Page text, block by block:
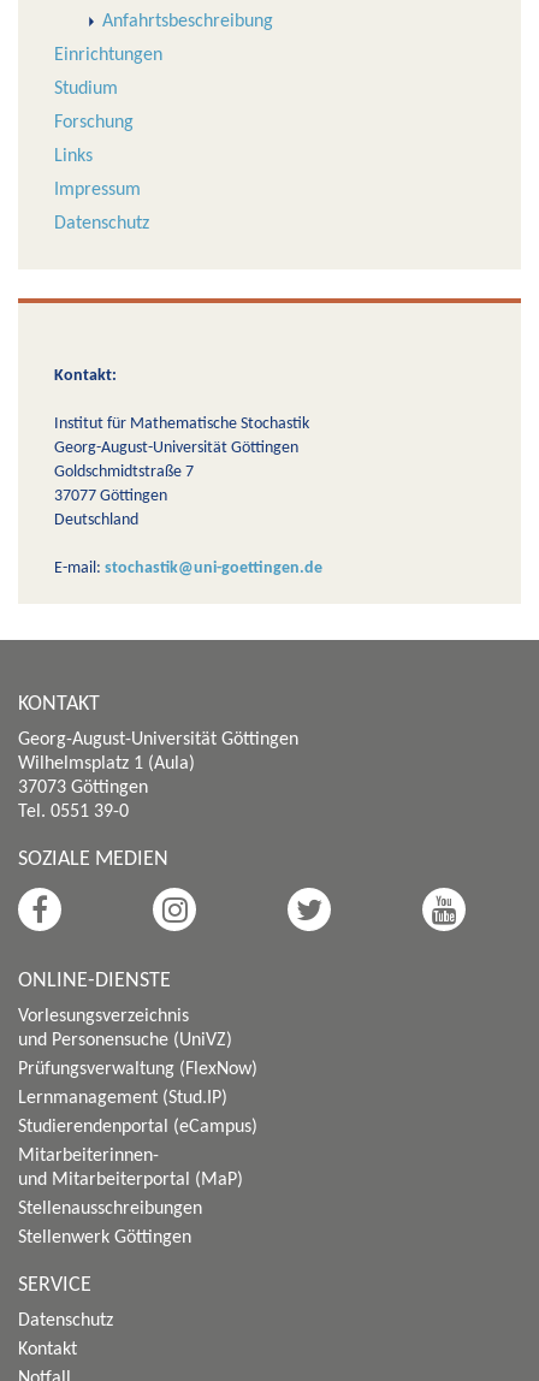
Anfahrtsbeschreibung
Einrichtungen
Studium
Forschung
Links
Impressum
Datenschutz
Kontakt:
Institut für Mathematische Stochastik
Georg-August-Universität Göttingen
Goldschmidtstraße 7
37077 Göttingen
Deutschland
E-mail: stochastik@uni-goettingen.de
KONTAKT
Georg-August-Universität Göttingen
Wilhelmsplatz 1 (Aula)
37073 Göttingen
Tel. 0551 39-0
SOZIALE MEDIEN
ONLINE-DIENSTE
Vorlesungsverzeichnis
und Personensuche (UniVZ)
Prüfungsverwaltung (FlexNow)
Lernmanagement (Stud.IP)
Studierendenportal (eCampus)
Mitarbeiterinnen-
und Mitarbeiterportal (MaP)
Stellenausschreibungen
Stellenwerk Göttingen
SERVICE
Datenschutz
Kontakt